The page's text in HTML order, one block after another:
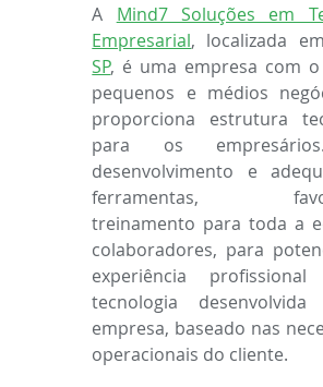
A Mind7 Soluções em
Empresarial, localizada em
SP, é uma empresa com
pequenos e médios
proporciona estrutura
para os
desenvolvimento e
ferramentas,
treinamento para toda a
colaboradores, para
experiência
tecnologia
empresa, baseado nas
operacionais do cliente.